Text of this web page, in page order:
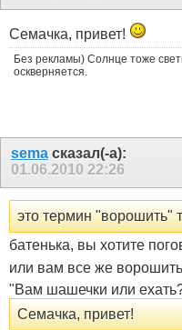
Семачка, привет!
Без рекламы) Солнце тоже
оскверняется.
sema сказал(-а):
01.06.2010 22:26
это термин "ворошить"
батенька, вы хотите
или вам все же
"Вам шашечки или
Семачка, привет!